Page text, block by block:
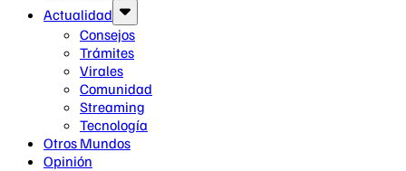
Actualidad
Consejos
Trámites
Virales
Comunidad
Streaming
Tecnología
Otros Mundos
Opinión